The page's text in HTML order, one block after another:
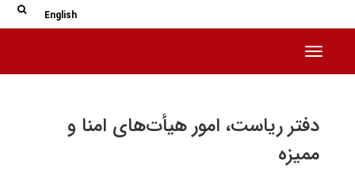
English
Toggle navigation
دفتر ریاست، امور هیأت‌های امنا و
ممیزه